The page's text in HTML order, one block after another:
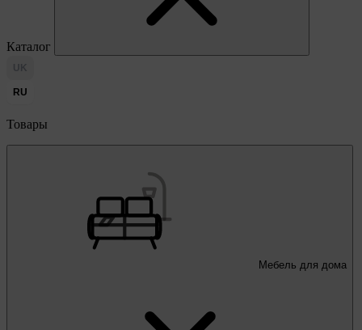
Каталог
UK
RU
Товары
Мебель для дома